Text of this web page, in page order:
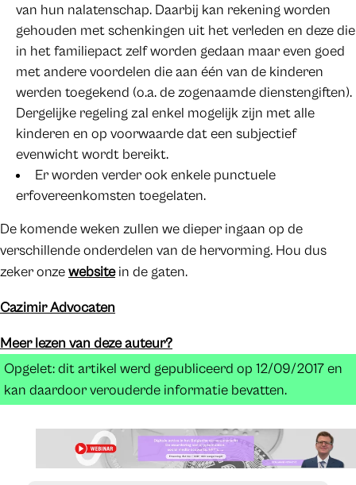
van hun nalatenschap. Daarbij kan rekening worden
gehouden met schenkingen uit het verleden en deze die
in het familiepact zelf worden gedaan maar even goed
met andere voordelen die aan één van de kinderen
werden toegekend (o.a. de zogenaamde dienstengiften).
Dergelijke regeling zal enkel mogelijk zijn met alle
kinderen en op voorwaarde dat een subjectief
evenwicht wordt bereikt.
Er worden verder ook enkele punctuele
erfovereenkomsten toegelaten.
De komende weken zullen we dieper ingaan op de
verschillende onderdelen van de hervorming. Hou dus
zeker onzewebsitein de gaten.
Cazimir Advocaten
Meer lezen van deze auteur?
Opgelet: dit artikel werd gepubliceerd op 12/09/2017 en
kan daardoor verouderde informatie bevatten.